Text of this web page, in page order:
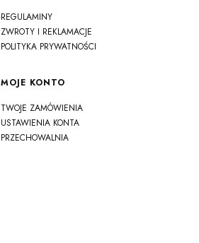
REGULAMINY
ZWROTY I REKLAMACJE
POLITYKA PRYWATNOŚCI
MOJE KONTO
TWOJE ZAMÓWIENIA
USTAWIENIA KONTA
PRZECHOWALNIA